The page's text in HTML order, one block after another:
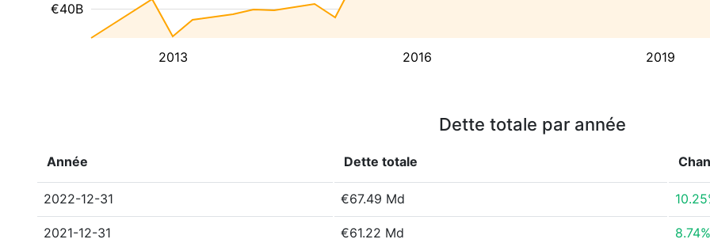
2013 2016 2019
€40B
Dette totale par année
Année Dette totale
2022-12-31 €67.49 Md
2021-12-31 €61.22 Md 8.74%